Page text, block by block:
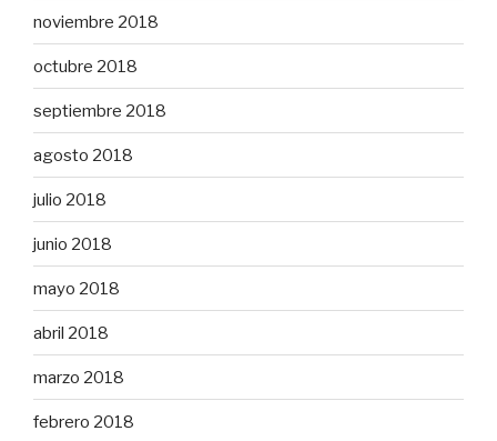
noviembre 2018
octubre 2018
septiembre 2018
agosto 2018
julio 2018
junio 2018
mayo 2018
abril 2018
marzo 2018
febrero 2018